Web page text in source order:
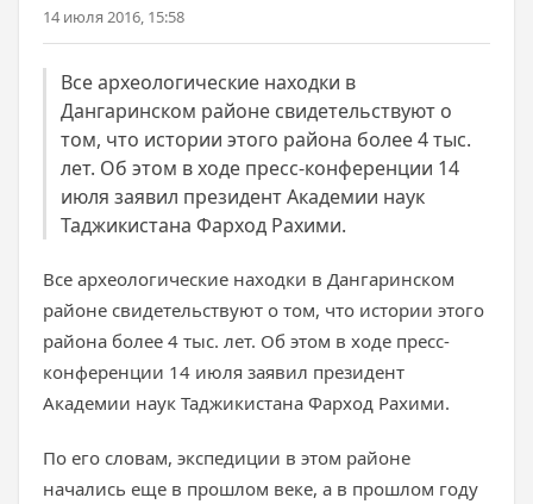
14 июля 2016, 15:58
Все археологические находки в
Дангаринском районе свидетельствуют о
том, что истории этого района более 4 тыс.
лет. Об этом в ходе пресс-конференции 14
июля заявил президент Академии наук
Таджикистана Фарход Рахими.
Все археологические находки в Дангаринском
районе свидетельствуют о том, что истории этого
района более 4 тыс. лет. Об этом в ходе пресс-
конференции 14 июля заявил президент
Академии наук Таджикистана Фарход Рахими.
По его словам, экспедиции в этом районе
начались еще в прошлом веке, а в прошлом году